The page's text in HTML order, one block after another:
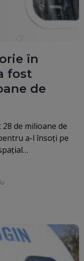
în
fost
de
de milioane de
a-l însoţi pe